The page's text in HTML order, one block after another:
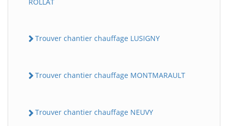
Trouver chantier chauffage LUSIGNY
Trouver chantier chauffage MONTMARAULT
Trouver chantier chauffage NEUVY